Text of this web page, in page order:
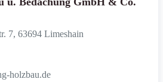
7, 63694 Limeshain
holzbau.de